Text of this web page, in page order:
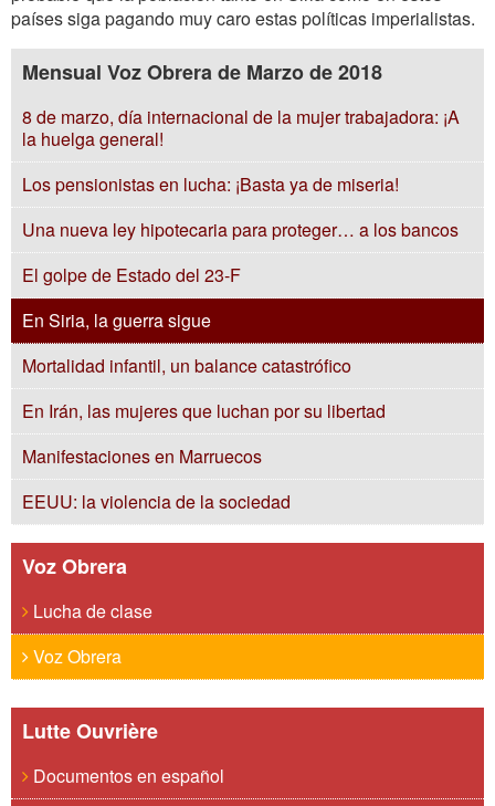
países siga pagando muy caro estas políticas imperialistas.
Mensual Voz Obrera de Marzo de 2018
8 de marzo, día internacional de la mujer trabajadora: ¡A
la huelga general!
Los pensionistas en lucha: ¡Basta ya de miseria!
Una nueva ley hipotecaria para proteger… a los bancos
El golpe de Estado del 23-F
En Siria, la guerra sigue
Mortalidad infantil, un balance catastrófico
En Irán, las mujeres que luchan por su libertad
Manifestaciones en Marruecos
EEUU: la violencia de la sociedad
Voz Obrera
Lucha de clase
Voz Obrera
Lutte Ouvrière
Documentos en español